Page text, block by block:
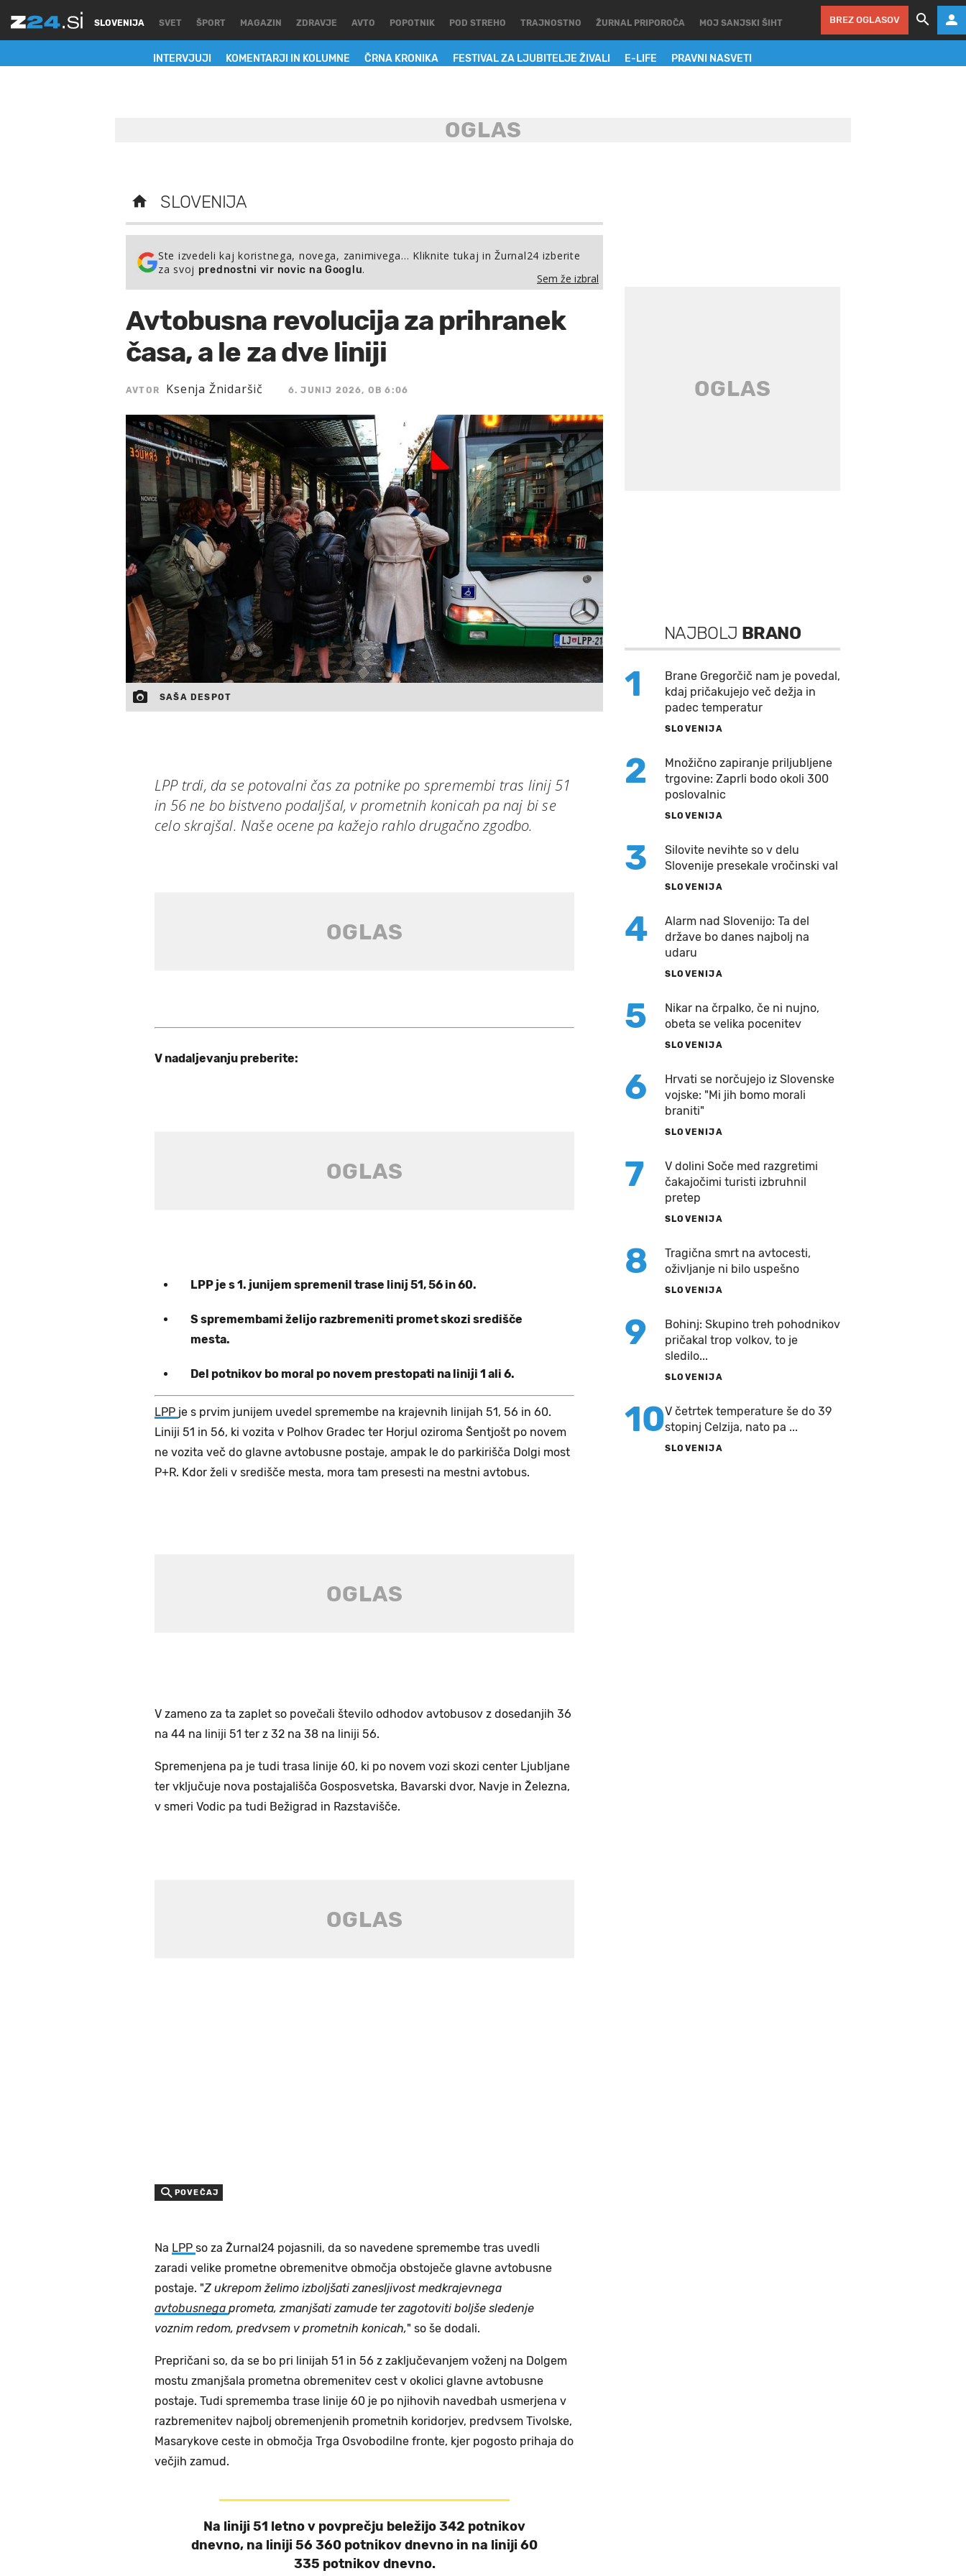
SLOVENIJA
INTERVJUJI KOMENTARJI IN KOLUMNE ČRNA KRONIKA FESTIVAL ZA LJUBITELJE ŽIVALI E-LIFE PRAVNI NASVETI
SVET ŠPORT MAGAZIN ZDRAVJE AVTO POPOTNIK POD STREHO TRAJNOSTNO ŽURNAL PRIPOROČA MOJ SANJSKI ŠIHT BREZ OGLASOV
SLOVENIJA
Ste izvedeli kaj koristnega, novega, zanimivega… Kliknite tukaj in Žurnal24 izberite
za svoj prednostni vir novic na Googlu.
Sem že izbral
Avtobusna revolucija za prihranek
časa, a le za dve liniji
AVTOR Ksenja Žnidaršič 6. JUNIJ 2026, OB 6:06
SAŠA DESPOT
LPP trdi, da se potovalni čas za potnike po spremembi tras linij 51
in 56 ne bo bistveno podaljšal, v prometnih konicah pa naj bi se
celo skrajšal. Naše ocene pa kažejo rahlo drugačno zgodbo.
V nadaljevanju preberite:
LPP je s 1. junijem spremenil trase linij 51, 56 in 60.
S spremembami želijo razbremeniti promet skozi središče
mesta.
Del potnikov bo moral po novem prestopati na liniji 1 ali 6.
LPP je s prvim junijem uvedel spremembe na krajevnih linijah 51, 56 in 60.
Liniji 51 in 56, ki vozita v Polhov Gradec ter Horjul oziroma Šentjošt po novem
ne vozita več do glavne avtobusne postaje, ampak le do parkirišča Dolgi most
P+R. Kdor želi v središče mesta, mora tam presesti na mestni avtobus.
V zameno za ta zaplet so povečali število odhodov avtobusov z dosedanjih 36
na 44 na liniji 51 ter z 32 na 38 na liniji 56.
Spremenjena pa je tudi trasa linije 60, ki po novem vozi skozi center Ljubljane
ter vključuje nova postajališča Gosposvetska, Bavarski dvor, Navje in Železna,
v smeri Vodic pa tudi Bežigrad in Razstavišče.
POVEČAJ
Na LPP so za Žurnal24 pojasnili, da so navedene spremembe tras uvedli
zaradi velike prometne obremenitve območja obstoječe glavne avtobusne
postaje. "Z ukrepom želimo izboljšati zanesljivost medkrajevnega
avtobusnega prometa, zmanjšati zamude ter zagotoviti boljše sledenje
voznim redom, predvsem v prometnih konicah," so še dodali.
Prepričani so, da se bo pri linijah 51 in 56 z zaključevanjem voženj na Dolgem
mostu zmanjšala prometna obremenitev cest v okolici glavne avtobusne
postaje. Tudi sprememba trase linije 60 je po njihovih navedbah usmerjena v
razbremenitev najbolj obremenjenih prometnih koridorjev, predvsem Tivolske,
Masarykove ceste in območja Trga Osvobodilne fronte, kjer pogosto prihaja do
večjih zamud.
Na liniji 51 letno v povprečju beležijo 342 potnikov
dnevno, na liniji 56 360 potnikov dnevno in na liniji 60
335 potnikov dnevno.
NAJBOLJ BRANO
1
Brane Gregorčič nam je povedal,
kdaj pričakujejo več dežja in
padec temperatur
SLOVENIJA
2
Množično zapiranje priljubljene
trgovine: Zaprli bodo okoli 300
poslovalnic
SLOVENIJA
3
Silovite nevihte so v delu
Slovenije presekale vročinski val
SLOVENIJA
4
Alarm nad Slovenijo: Ta del
države bo danes najbolj na
udaru
SLOVENIJA
5
Nikar na črpalko, če ni nujno,
obeta se velika pocenitev
SLOVENIJA
6
Hrvati se norčujejo iz Slovenske
vojske: "Mi jih bomo morali
braniti"
SLOVENIJA
7
V dolini Soče med razgretimi
čakajočimi turisti izbruhnil
pretep
SLOVENIJA
8
Tragična smrt na avtocesti,
oživljanje ni bilo uspešno
SLOVENIJA
9
Bohinj: Skupino treh pohodnikov
pričakal trop volkov, to je
sledilo...
SLOVENIJA
10V četrtek temperature še do 39
stopinj Celzija, nato pa ...
SLOVENIJA